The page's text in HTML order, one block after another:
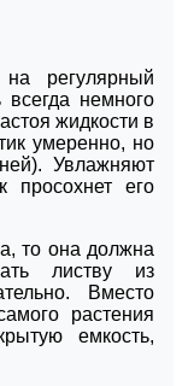
регулярный
немного
жидкости в
умеренно, но
Увлажняют
просохнет его
то она должна
листву из
Вместо
растения
емкость,